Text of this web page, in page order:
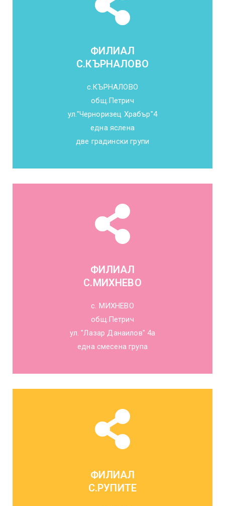
ФИЛИАЛ
С.КЪРНАЛОВО
с.КЪРНАЛОВО
общ.Петрич
ул."Черноризец Храбър"4
една яслена
две градински групи
ФИЛИАЛ
С.МИХНЕВО
с. МИХНЕВО
общ.Петрич
ул. "Лазар Данаилов" 4а
една смесена група
ФИЛИАЛ
С.РУПИТЕ